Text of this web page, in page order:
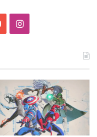
YouTubeInstagram